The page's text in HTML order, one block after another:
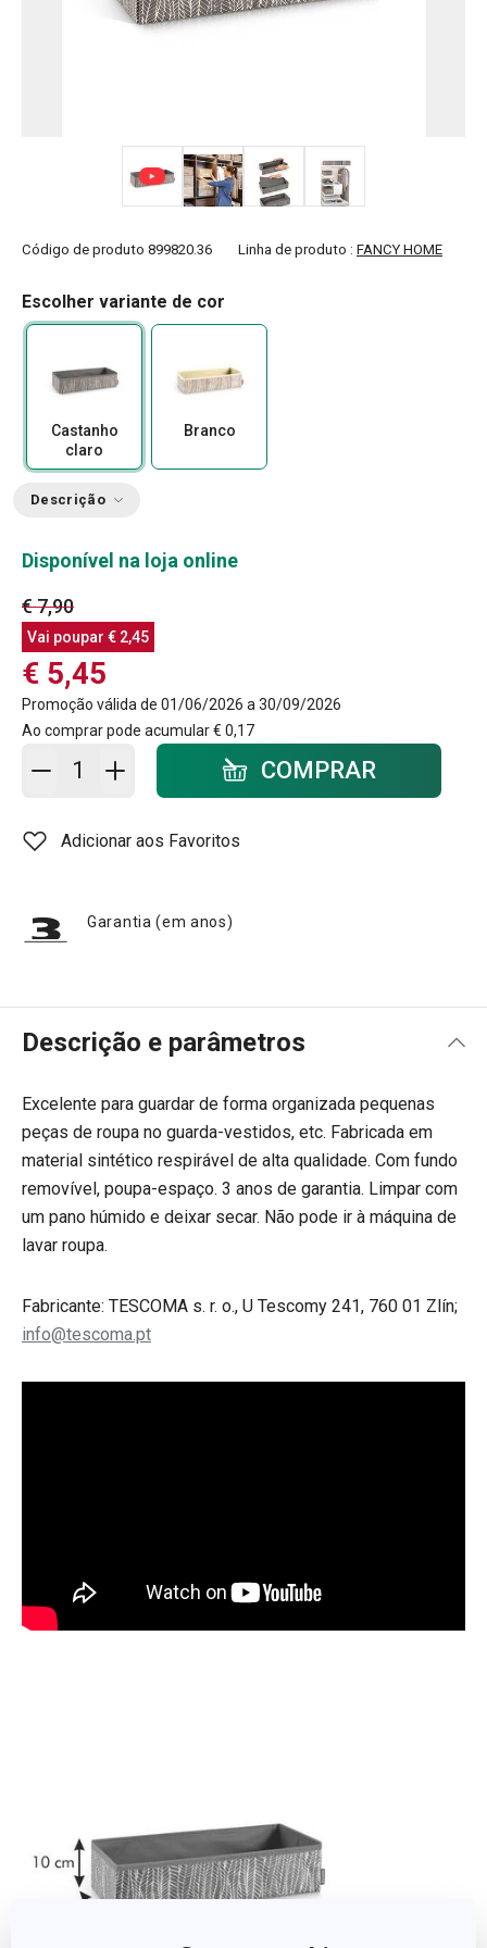
Código de produto 899820.36 Linha de produto : FANCY HOME
Escolher variante de cor
Castanho
claro
Branco
Descrição
Disponível na loja online
€ 7,90
Vai poupar € 2,45
€ 5,45
Promoção válida de 01/06/2026 a 30/09/2026
Ao comprar pode acumular€ 0,17
Adicionar ao carrinho - quantidadeCOMPRAR
Adicionar aos Favoritos
Garantia (em anos)
Descrição e parâmetros
Excelente para guardar de forma organizada pequenas
peças de roupa no guarda-vestidos, etc. Fabricada em
material sintético respirável de alta qualidade. Com fundo
removível, poupa-espaço. 3 anos de garantia. Limpar com
um pano húmido e deixar secar. Não pode ir à máquina de
lavar roupa.
Fabricante: TESCOMA s. r. o., U Tescomy 241, 760 01 Zlín;
info@tescoma.pt